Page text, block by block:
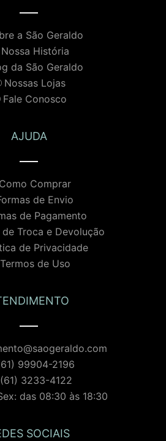
a São Geraldo
Nossa História
da São Geraldo
Nossas Lojas
Fale Conosco
AJUDA
Como Comprar
de Envio
de Pagamento
Troca e Devolução
de Privacidade
Termos de Uso
99904-2196
(61) 3233-4122
das 08:30 às 18:30
SOCIAIS